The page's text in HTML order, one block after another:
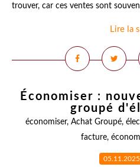
trouver, car ces ventes sont
Lire la
Économiser :
groupé
économiser, Achat Groupé,
facture,
05.11.2025